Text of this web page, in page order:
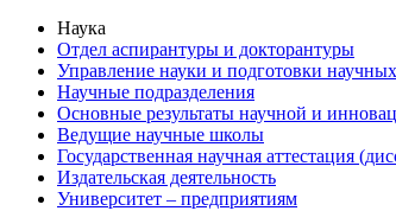
Наука
Отдел аспирантуры и докторантуры
Управление науки и подготовки
Научные подразделения
Основные результаты научной и
Ведущие научные школы
Государственная научная аттестация
Издательская деятельность
Университет – предприятиям